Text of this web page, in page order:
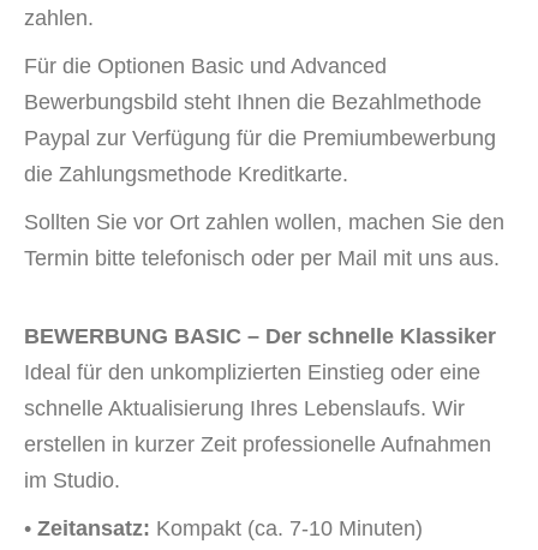
zahlen.
Für die Optionen Basic und Advanced
Bewerbungsbild steht Ihnen die Bezahlmethode
Paypal zur Verfügung für die Premiumbewerbung
die Zahlungsmethode Kreditkarte.
Sollten Sie vor Ort zahlen wollen, machen Sie den
Termin bitte telefonisch oder per Mail mit uns aus.
BEWERBUNG BASIC – Der schnelle Klassiker
Ideal für den unkomplizierten Einstieg oder eine
schnelle Aktualisierung Ihres Lebenslaufs. Wir
erstellen in kurzer Zeit professionelle Aufnahmen
im Studio.
• Zeitansatz: Kompakt (ca. 7-10 Minuten)